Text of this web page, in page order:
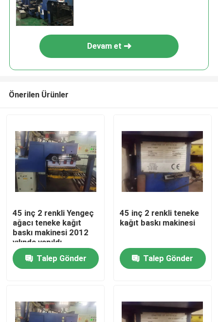
Ürünler
Devam et
Önerilen Ürünler
45 inç 2 renkli Yengeç
ağacı teneke kağıt
baskı makinesi 2012
yılında yapıldı
Talep Gönder
45 inç 2 renkli teneke
kağıt baskı makinesi
Talep Gönder